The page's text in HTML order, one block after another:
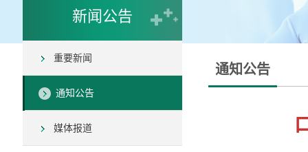
新闻公告
重要新闻
通知公告
媒体报道
通知公告